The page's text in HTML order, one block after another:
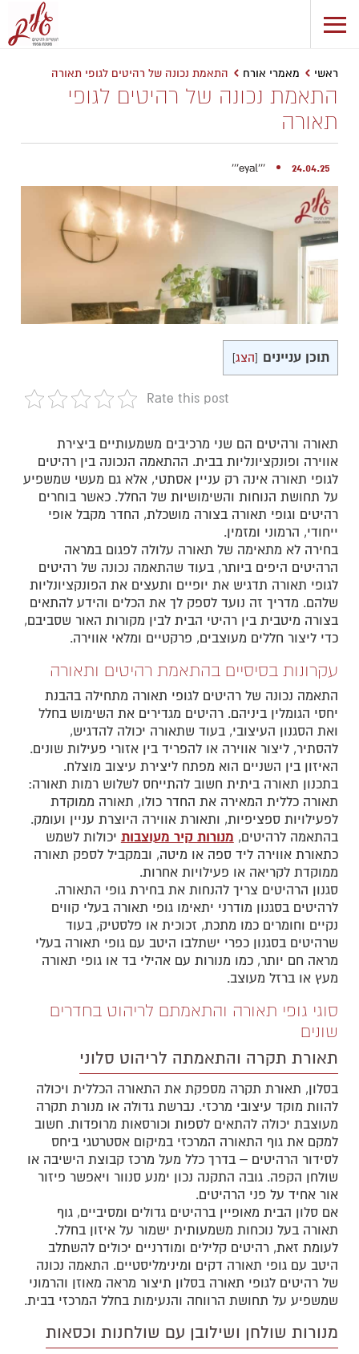
ראשי מאמרי אורח התאמת נכונה של רהיטים לגופי תאורה
התאמת נכונה של רהיטים לגופי
תאורה
'''eyal''' 24.04.25
תוכן עניינים [הצג]
Rate this post
תאורה ורהיטים הם שני מרכיבים משמעותיים ביצירת
אווירה ופונקציונליות בבית. ההתאמה הנכונה בין רהיטים
לגופי תאורה אינה רק עניין אסתטי, אלא גם מעשי שמשפיע
על תחושת הנוחות והשימושיות של החלל. כאשר בוחרים
רהיטים וגופי תאורה בצורה מושכלת, החדר מקבל אופי
ייחודי, הרמוני ומזמין.
בחירה לא מתאימה של תאורה עלולה לפגום במראה
הרהיטים היפים ביותר, בעוד שהתאמה נכונה של רהיטים
לגופי תאורה תדגיש את יופיים ותעצים את הפונקציונליות
שלהם. מדריך זה נועד לספק לך את הכלים והידע להתאים
בצורה מיטבית בין רהיטי הבית לבין מקורות האור שסביבם,
כדי ליצור חללים מעוצבים, פרקטיים ומלאי אווירה.
עקרונות בסיסיים בהתאמת רהיטים ותאורה
התאמה נכונה של רהיטים לגופי תאורה מתחילה בהבנת
יחסי הגומלין ביניהם. רהיטים מגדירים את השימוש בחלל
ואת הסגנון העיצובי, בעוד שתאורה יכולה להדגיש,
להסתיר, ליצור אווירה או להפריד בין אזורי פעילות שונים.
האיזון בין השניים הוא מפתח ליצירת עיצוב מוצלח.
בתכנון תאורה ביתית חשוב להתייחס לשלוש רמות תאורה:
תאורה כללית המאירה את החדר כולו, תאורה ממוקדת
לפעילויות ספציפיות, ותאורת אווירה היוצרת עניין ועומק.
בהתאמה לרהיטים, מנורות קיר מעוצבות יכולות לשמש
כתאורת אווירה ליד ספה או מיטה, ובמקביל לספק תאורה
ממוקדת לקריאה או פעילויות אחרות.
סגנון הרהיטים צריך להנחות את בחירת גופי התאורה.
לרהיטים בסגנון מודרני יתאימו גופי תאורה בעלי קווים
נקיים וחומרים כמו מתכת, זכוכית או פלסטיק, בעוד
שרהיטים בסגנון כפרי ישתלבו היטב עם גופי תאורה בעלי
מראה חם יותר, כמו מנורות עם אהילי בד או גופי תאורה
מעץ או ברזל מעוצב.
סוגי גופי תאורה והתאמתם לריהוט בחדרים
שונים
תאורת תקרה והתאמתה לריהוט סלוני
בסלון, תאורת תקרה מספקת את התאורה הכללית ויכולה
להוות מוקד עיצובי מרכזי. נברשת גדולה או מנורת תקרה
מעוצבת יכולה להתאים לספות וכורסאות מרופדות. חשוב
למקם את גוף התאורה המרכזי במיקום אסטרטגי ביחס
לסידור הרהיטים – בדרך כלל מעל מרכז קבוצת הישיבה או
שולחן הקפה. גובה התקנה נכון ימנע סנוור ויאפשר פיזור
אור אחיד על פני הרהיטים.
אם סלון הבית מאופיין ברהיטים גדולים ומסיביים, גוף
תאורה בעל נוכחות משמעותית ישמור על איזון בחלל.
לעומת זאת, רהיטים קלילים ומודרניים יכולים להשתלב
היטב עם גופי תאורה דקים ומינימליסטיים. התאמה נכונה
של רהיטים לגופי תאורה בסלון תיצור מראה מאוזן והרמוני
שמשפיע על תחושת הרווחה והנעימות בחלל המרכזי בבית.
מנורות שולחן ושילובן עם שולחנות וכסאות